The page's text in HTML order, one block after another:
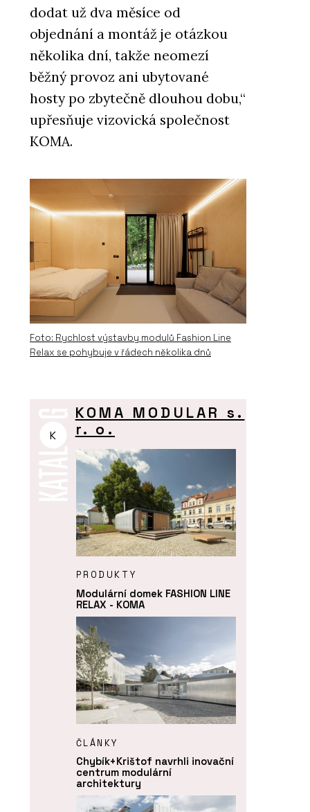
dodat už dva měsíce od
objednání a montáž je otázkou
několika dní, takže neomezí
běžný provoz ani ubytované
hosty po zbytečně dlouhou dobu,“
upřesňuje vizovická společnost
KOMA.
Foto: Rychlost výstavby modulů Fashion Line
Relax se pohybuje v řádech několika dnů
K
KOMA MODULAR s.
r. o.
PRODUKTY
Modulární domek FASHION LINE
RELAX - KOMA
ČLÁNKY
Chybík+Krištof navrhli inovační
centrum modulární
architektury